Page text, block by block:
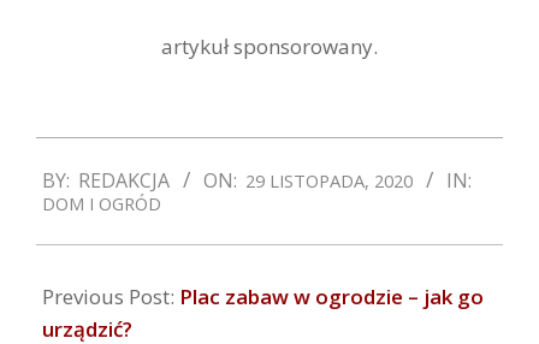
artykuł sponsorowany.
11-
29
BY: REDAKCJA ON: 29 LISTOPADA, 2020 IN:
DOM I OGRÓD
Previous Post: Plac zabaw w ogrodzie – jak go
urządzić?